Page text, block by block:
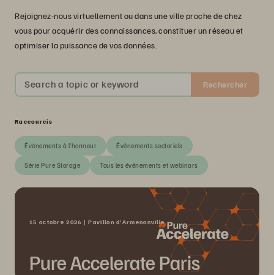
Rejoignez-nous virtuellement ou dans une ville proche de chez
vous pour acquérir des connaissances, constituer un réseau et
optimiser la puissance de vos données.
Search a topic or keyword Rechercher
Raccourcis
Événements à l’honneur Événements sectoriels
Série Pure Storage Tous les événements et webinars
15 octobre 2026 | Pavillon d’Armenonville
Pure Accelerate Paris